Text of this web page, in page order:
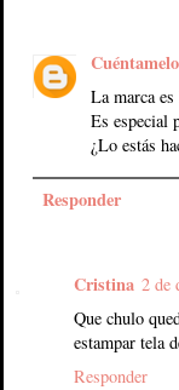
La marca
Es especial
¿Lo estás
Responder
Cristina 2 de
Que chulo
estampar tela
Responder